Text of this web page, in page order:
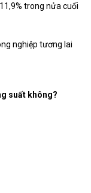
trong nửa cuối
nghiệp tương lai
suất không?